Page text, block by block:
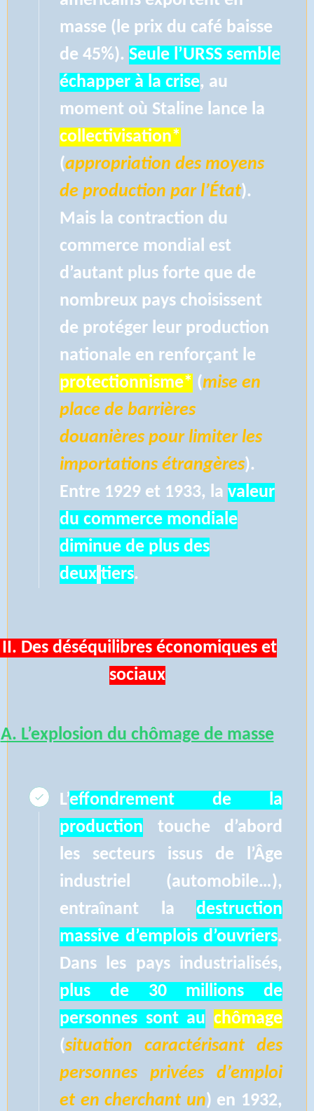
masse (le prix du café baisse
de 45%). Seule l’URSS semble
échapper à la crise, au
moment où Staline lance la
collectivisation*
(appropriation des moyens
de production par l’État).
Mais la contraction du
commerce mondial est
d’autant plus forte que de
nombreux pays choisissent
de protéger leur production
nationale en renforçant le
protectionnisme* (mise en
place de barrières
douanières pour limiter les
importations étrangères).
Entre 1929 et 1933, la valeur
du commerce mondiale
diminue de plus des
deux tiers.
Des déséquilibres économiques et
sociaux
A. L’explosion du chômage de masse
L’effondrement de la
production touche d’abord
les secteurs issus de l’Âge
industriel (automobile…),
entraînant la destruction
massive d’emplois d’ouvriers.
Dans les pays industrialisés,
plus de 30 millions de
personnes sont au chômage
(situation caractérisant des
personnes privées d’emploi
et en cherchant un) en 1932,